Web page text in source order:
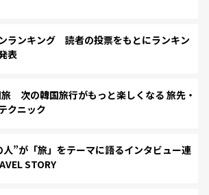
ランキング 読者の投票をもとにランキン
表
次の韓国旅行がもっと楽しくなる 旅先・
クニック
人”が「旅」をテーマに語るインタビュー連
STORY